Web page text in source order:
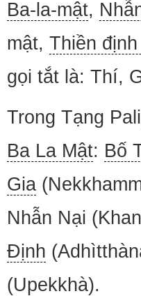
Ba-la-mật,
mật, Thiền
gọi tắt là: Thí,
Trong Tạng
Ba La Mật: Bố
Gia
Nhẫn Nại
Định
(Upekkhà).